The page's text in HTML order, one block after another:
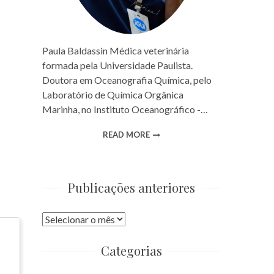
Paula Baldassin Médica veterinária
formada pela Universidade Paulista.
Doutora em Oceanografia Química, pelo
Laboratório de Química Orgânica
Marinha, no Instituto Oceanográfico -…
READ MORE
Publicações anteriores
Publicações
Categorias